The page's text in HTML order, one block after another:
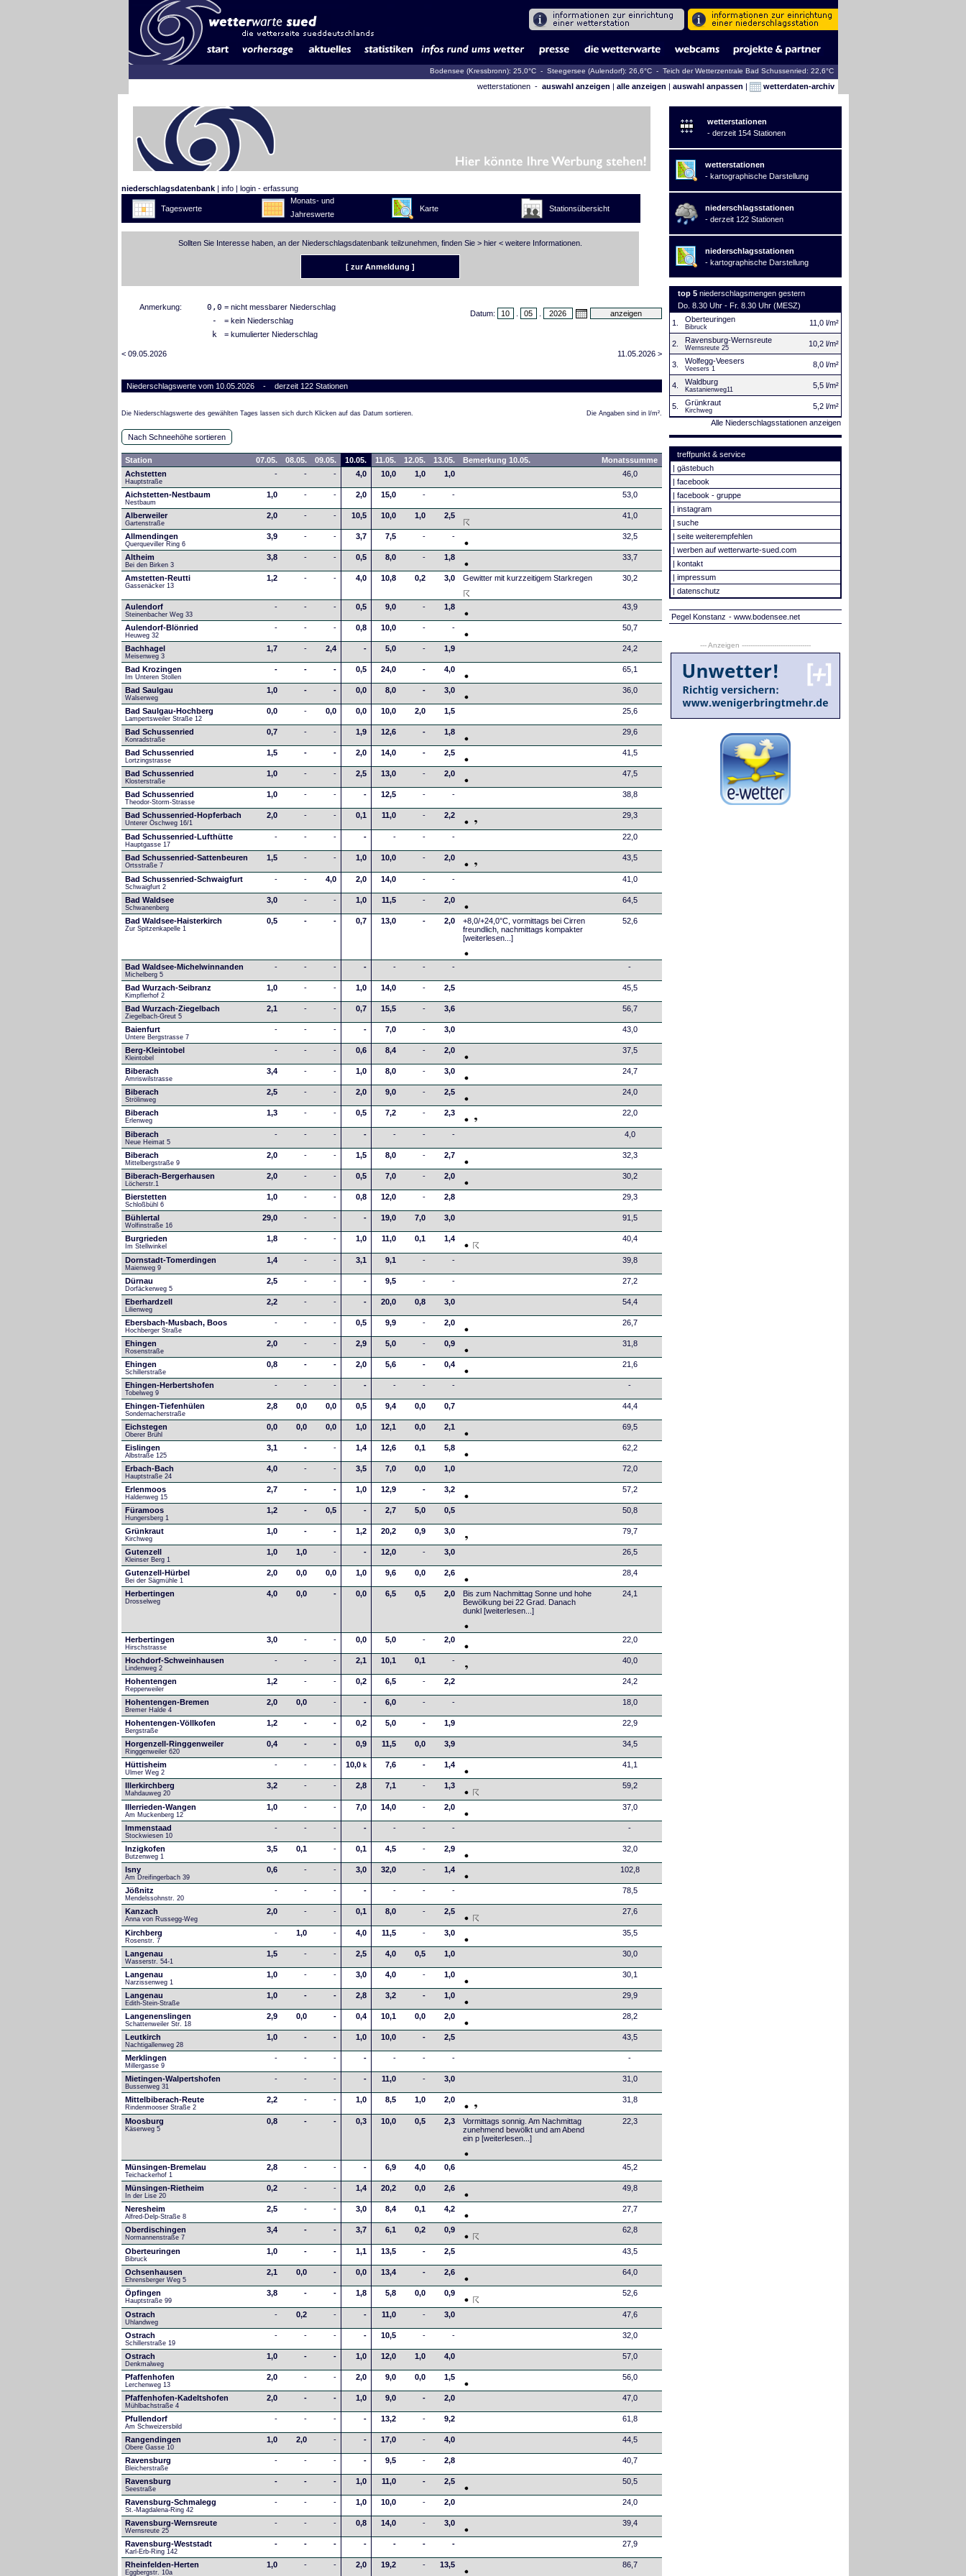
Bodensee (Kressbronn): 25,0°C - Steegersee (Aulendorf): 26,6°C - Teich der Wetterzentrale Bad Schussenried: 22,6°C
wetterstationen - auswahl anzeigen | alle anzeigen | auswahl anpassen | wetterdaten-archiv
niederschlagsdatenbank| info| login - erfassung
Tageswerte
Monats- und
Jahreswerte
Karte Stationsübersicht
Sollten Sie Interesse haben, an der Niederschlagsdatenbank teilzunehmen, finden Sie > hier< weitere Informationen.
[ zur Anmeldung ]
Datum:
Anmerkung: 0,0 = nicht messbarer Niederschlag
- = kein Niederschlag
k = kumulierter Niederschlag
< 09.05.2026 11.05.2026 >
Niederschlagswerte vom 10.05.2026 - derzeit 122 Stationen
Die Niederschlagswerte des gewählten Tages lassen sich durch Klicken auf das Datum sortieren. Die Angaben sind in l/m².
Nach Schneehöhe sortieren
Station 07.05. 08.05. 09.05. 10.05. 11.05. 12.05. 13.05. Bemerkung 10.05.
Monatssumme
Achstetten
Hauptstraße
- - - 4,0 10,0 1,0 1,0 46,0
Aichstetten-Nestbaum
Nestbaum
1,0 - - 2,0 15,0 - - 53,0
Alberweiler
Gartenstraße
2,0 - - 10,5 10,0 1,0 2,5 41,0
Allmendingen
Querqueviller Ring 6
3,9 - - 3,7 7,5 - - 32,5
Altheim
Bei den Birken 3
3,8 - - 0,5 8,0 - 1,8 33,7
Amstetten-Reutti
Gassenäcker 13
1,2 - - 4,0 10,8 0,2 3,0 Gewitter mit kurzzeitigem Starkregen 30,2
Aulendorf
Steinenbacher Weg 33
- - - 0,5 9,0 - 1,8 43,9
Aulendorf-Blönried
Heuweg 32
- - - 0,8 10,0 - - 50,7
Bachhagel
Meisenweg 3
1,7 - 2,4 - 5,0 - 1,9 24,2
Bad Krozingen
Im Unteren Stollen
- - - 0,5 24,0 - 4,0 65,1
Bad Saulgau
Walserweg
1,0 - - 0,0 8,0 - 3,0 36,0
Bad Saulgau-Hochberg
Lampertsweiler Straße 12
0,0 - 0,0 0,0 10,0 2,0 1,5 25,6
Bad Schussenried
Konradstraße
0,7 - - 1,9 12,6 - 1,8 29,6
Bad Schussenried
Lortzingstrasse
1,5 - - 2,0 14,0 - 2,5 41,5
Bad Schussenried
Klosterstraße
1,0 - - 2,5 13,0 - 2,0 47,5
Bad Schussenried
Theodor-Storm-Strasse
1,0 - - - 12,5 - - 38,8
Bad Schussenried-Hopferbach
Unterer Öschweg 16/1
2,0 - - 0,1 11,0 - 2,2 29,3
Bad Schussenried-Lufthütte
Hauptgasse 17
- - - - - - - 22,0
Bad Schussenried-Sattenbeuren
Ortsstraße 7
1,5 - - 1,0 10,0 - 2,0 43,5
Bad Schussenried-Schwaigfurt
Schwaigfurt 2
- - 4,0 2,0 14,0 - - 41,0
Bad Waldsee
Schwanenberg
3,0 - - 1,0 11,5 - 2,0 64,5
Bad Waldsee-Haisterkirch
Zur Spitzenkapelle 1
0,5 - - 0,7 13,0 - 2,0
+8,0/+24,0°C, vormittags bei Cirren
freundlich, nachmittags kompakter
[weiterlesen...]
52,6
Bad Waldsee-Michelwinnanden
Michelberg 5
- - - - - - - -
Bad Wurzach-Seibranz
Kimpflerhof 2
1,0 - - 1,0 14,0 - 2,5 45,5
Bad Wurzach-Ziegelbach
Ziegelbach-Greut 5
2,1 - - 0,7 15,5 - 3,6 56,7
Baienfurt
Untere Bergstrasse 7
- - - - 7,0 - 3,0 43,0
Berg-Kleintobel
Kleintobel
- - - 0,6 8,4 - 2,0 37,5
Biberach
Amriswilstrasse
3,4 - - 1,0 8,0 - 3,0 24,7
Biberach
Strölinweg
2,5 - - 2,0 9,0 - 2,5 24,0
Biberach
Erlenweg
1,3 - - 0,5 7,2 - 2,3 22,0
Biberach
Neue Heimat 5
- - - - - - - 4,0
Biberach
Mittelbergstraße 9
2,0 - - 1,5 8,0 - 2,7 32,3
Biberach-Bergerhausen
Löcherstr.1
2,0 - - 0,5 7,0 - 2,0 30,2
Bierstetten
Schloßbühl 6
1,0 - - 0,8 12,0 - 2,8 29,3
Bühlertal
Wolfinstraße 16
29,0 - - - 19,0 7,0 3,0 91,5
Burgrieden
Im Stellwinkel
1,8 - - 1,0 11,0 0,1 1,4 40,4
Dornstadt-Tomerdingen
Maienweg 9
1,4 - - 3,1 9,1 - - 39,8
Dürnau
Dorfäckerweg 5
2,5 - - - 9,5 - - 27,2
Eberhardzell
Lilienweg
2,2 - - - 20,0 0,8 3,0 54,4
Ebersbach-Musbach, Boos
Hochberger Straße
- - - 0,5 9,9 - 2,0 26,7
Ehingen
Rosenstraße
2,0 - - 2,9 5,0 - 0,9 31,8
Ehingen
Schillerstraße
0,8 - - 2,0 5,6 - 0,4 21,6
Ehingen-Herbertshofen
Tobelweg 9
- - - - - - - -
Ehingen-Tiefenhülen
Sondernacherstraße
2,8 0,0 0,0 0,5 9,4 0,0 0,7 44,4
Eichstegen
Oberer Brühl
0,0 0,0 0,0 1,0 12,1 0,0 2,1 69,5
Eislingen
Albstraße 125
3,1 - - 1,4 12,6 0,1 5,8 62,2
Erbach-Bach
Hauptstraße 24
4,0 - - 3,5 7,0 0,0 1,0 72,0
Erlenmoos
Haldenweg 15
2,7 - - 1,0 12,9 - 3,2 57,2
Füramoos
Hungersberg 1
1,2 - 0,5 - 2,7 5,0 0,5 50,8
Grünkraut
Kirchweg
1,0 - - 1,2 20,2 0,9 3,0 79,7
Gutenzell
Kleinser Berg 1
1,0 1,0 - - 12,0 - 3,0 26,5
Gutenzell-Hürbel
Bei der Sägmühle 1
2,0 0,0 0,0 1,0 9,6 0,0 2,6 28,4
Herbertingen
Drosselweg
4,0 0,0 - 0,0 6,5 0,5 2,0
Bis zum Nachmittag Sonne und hohe
Bewölkung bei 22 Grad. Danach
dunkl [weiterlesen...]
24,1
Herbertingen
Hirschstrasse
3,0 - - 0,0 5,0 - 2,0 22,0
Hochdorf-Schweinhausen
Lindenweg 2
- - - 2,1 10,1 0,1 - 40,0
Hohentengen
Repperweiler
1,2 - - 0,2 6,5 - 2,2 24,2
Hohentengen-Bremen
Bremer Halde 4
2,0 0,0 - - 6,0 - - 18,0
Hohentengen-Völlkofen
Bergstraße
1,2 - - 0,2 5,0 - 1,9 22,9
Horgenzell-Ringgenweiler
Ringgenweiler 620
0,4 - - 0,9 11,5 0,0 3,9 34,5
Hüttisheim
Ulmer Weg 2
- - - 10,0 k 7,6 - 1,4 41,1
Illerkirchberg
Mahdauweg 20
3,2 - - 2,8 7,1 - 1,3 59,2
Illerrieden-Wangen
Am Muckenberg 12
1,0 - - 7,0 14,0 - 2,0 37,0
Immenstaad
Stockwiesen 10
- - - - - - - -
Inzigkofen
Butzenweg 1
3,5 0,1 - 0,1 4,5 - 2,9 32,0
Isny
Am Dreifingerbach 39
0,6 - - 3,0 32,0 - 1,4 102,8
Jößnitz
Mendelssohnstr. 20
- - - - - - - 78,5
Kanzach
Anna von Russegg-Weg
2,0 - - 0,1 8,0 - 2,5 27,6
Kirchberg
Rosenstr. 7
- 1,0 - 4,0 11,5 - 3,0 35,5
Langenau
Wasserstr. 54-1
1,5 - - 2,5 4,0 0,5 1,0 30,0
Langenau
Narzissenweg 1
1,0 - - 3,0 4,0 - 1,0 30,1
Langenau
Edith-Stein-Straße
1,0 - - 2,8 3,2 - 1,0 29,9
Langenenslingen
Schattenweiler Str. 18
2,9 0,0 - 0,4 10,1 0,0 2,0 28,2
Leutkirch
Nachtigallenweg 28
1,0 - - 1,0 10,0 - 2,5 43,5
Merklingen
Millergasse 9
- - - - - - - -
Mietingen-Walpertshofen
Bussenweg 31
- - - - 11,0 - 3,0 31,0
Mittelbiberach-Reute
Rindenmooser Straße 2
2,2 - - 1,0 8,5 1,0 2,0 31,8
Moosburg
Käserweg 5
0,8 - - 0,3 10,0 0,5 2,3
Vormittags sonnig. Am Nachmittag
zunehmend bewölkt und am Abend
ein p [weiterlesen...]
22,3
Münsingen-Bremelau
Teichackerhof 1
2,8 - - - 6,9 4,0 0,6 45,2
Münsingen-Rietheim
In der Lise 20
0,2 - - 1,4 20,2 0,0 2,6 49,8
Neresheim
Alfred-Delp-Straße 8
2,5 - - 3,0 8,4 0,1 4,2 27,7
Oberdischingen
Normannenstraße 7
3,4 - - 3,7 6,1 0,2 0,9 62,8
Oberteuringen
Bibruck
1,0 - - 1,1 13,5 - 2,5 43,5
Ochsenhausen
Ehrensberger Weg 5
2,1 0,0 - 0,0 13,4 - 2,6 64,0
Öpfingen
Hauptstraße 99
3,8 - - 1,8 5,8 0,0 0,9 52,6
Ostrach
Uhlandweg
- 0,2 - - 11,0 - 3,0 47,6
Ostrach
Schillerstraße 19
- - - - 10,5 - - 32,0
Ostrach
Denkmalweg
1,0 - - 1,0 12,0 1,0 4,0 57,0
Pfaffenhofen
Lerchenweg 13
2,0 - - 2,0 9,0 0,0 1,5 56,0
Pfaffenhofen-Kadeltshofen
Mühlbachstraße 4
2,0 - - 1,0 9,0 - 2,0 47,0
Pfullendorf
Am Schweizersbild
- - - - 13,2 - 9,2 61,8
Rangendingen
Obere Gasse 10
1,0 2,0 - - 17,0 - 4,0 44,5
Ravensburg
Bleicherstraße
- - - - 9,5 - 2,8 40,7
Ravensburg
Seestraße
- - - 1,0 11,0 - 2,5 50,5
Ravensburg-Schmalegg
St.-Magdalena-Ring 42
- - - 1,0 10,0 - 2,0 24,0
Ravensburg-Wernsreute
Wernsreute 25
- - - 0,8 14,0 - 3,0 39,4
Ravensburg-Weststadt
Karl-Erb-Ring 142
- - - - - - - 27,9
Rheinfelden-Herten
Eggbergstr. 10a
1,0 - - 2,0 19,2 - 13,5 86,7
wetterstationen
- derzeit 154 Stationen
wetterstationen
- kartographische Darstellung
niederschlagsstationen
- derzeit 122 Stationen
niederschlagsstationen
- kartographische Darstellung
top 5 niederschlagsmengen gestern
Do. 8.30 Uhr - Fr. 8.30 Uhr (MESZ)
1.
Oberteuringen
Bibruck 11,0 l/m²
2. Ravensburg-Wernsreute
Wernsreute 25 10,2 l/m²
3. Wolfegg-Veesers
Veesers 1 8,0 l/m²
4. Waldburg
Kastanienweg11 5,5 l/m²
5. Grünkraut
Kirchweg
5,2 l/m²
Alle Niederschlagsstationen anzeigen
treffpunkt & service
| gästebuch
| facebook
| facebook - gruppe
| instagram
| suche
| seite weiterempfehlen
| werben auf wetterwarte-sued.com
| kontakt
| impressum
| datenschutz
Pegel Konstanz - www.bodensee.net
--- Anzeigen --------------------------------